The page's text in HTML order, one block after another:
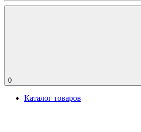
0
Каталог товаров